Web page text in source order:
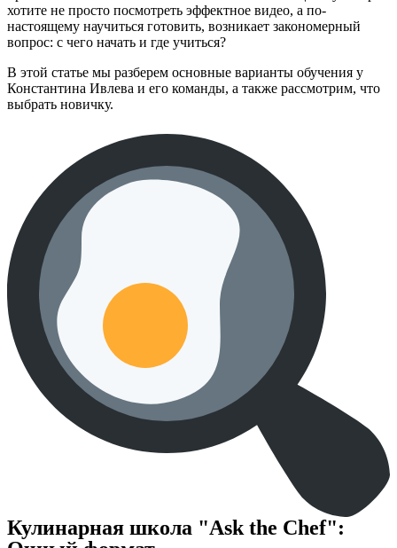
хотите не просто посмотреть эффектное видео, а по-
настоящему научиться готовить, возникает закономерный
вопрос: с чего начать и где учиться?
В этой статье мы разберем основные варианты обучения у
Константина Ивлева и его команды, а также рассмотрим, что
выбрать новичку.
Кулинарная школа "Ask the Chef":